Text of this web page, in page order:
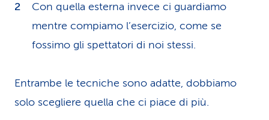
Con quella esterna invece ci guardiamo
mentre compiamo l’esercizio, come se
fossimo gli spettatori di noi stessi.
Entrambe le tecniche sono adatte, dobbiamo
solo scegliere quella che ci piace di più.